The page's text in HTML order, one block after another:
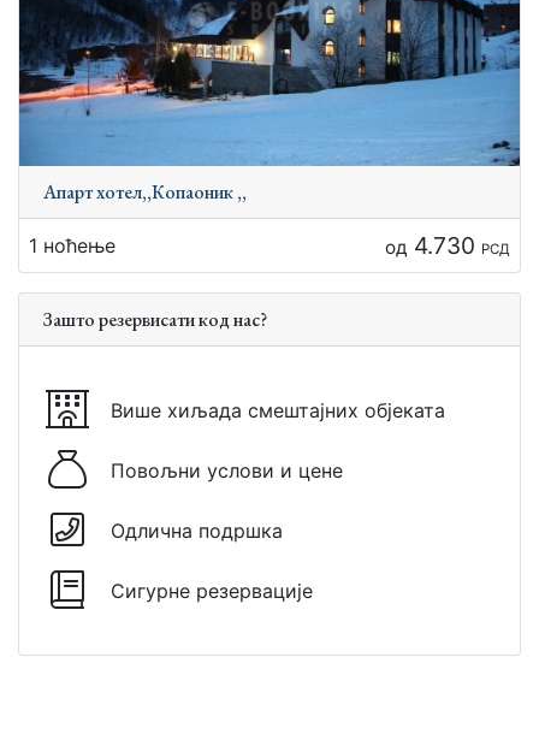
Апарт хотел,,Копаоник ,,
1 ноћење од 4.730 РСД
Зашто резервисати код нас?
Више хиљада смештајних објеката
Повољни услови и цене
Одлична подршка
Сигурне резервације